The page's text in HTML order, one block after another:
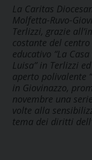
La Caritas
Molfetta-Ruvo-
Terlizzi, grazie
costante del centro
educativo “La
Luisa” in Terlizzi
aperto polivalente
in Giovinazzo,
novembre una
volte alla
tema dei diritti